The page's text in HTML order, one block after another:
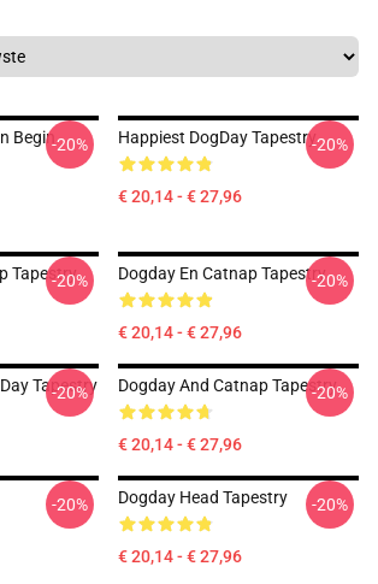
Begin-20% Happiest DogDay Tapestry
€ 20,14 - € 27,96
-20%
Tapestry
-20% Dogday En Catnap Tapestry
€ 20,14 - € 27,96
-20%
Tapestry
-20% Dogday And Catnap Tapestry
€ 20,14 - € 27,96
-20%
-20% Dogday Head Tapestry
€ 20,14 - € 27,96
-20%